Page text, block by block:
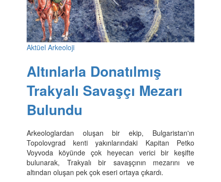
Aktüel Arkeoloji
Altınlarla Donatılmış
Trakyalı Savaşçı Mezarı
Bulundu
Arkeologlardan oluşan bir ekip, Bulgaristan'ın
Topolovgrad kenti yakınlarındaki Kapitan Petko
Voyvoda köyünde çok heyecan verici bir keşifte
bulunarak, Trakyalı bir savaşçının mezarını ve
altından oluşan pek çok eseri ortaya çıkardı.